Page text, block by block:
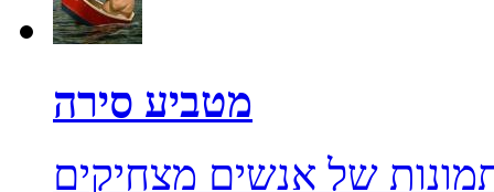
מטביע סירה
של אנשים מצחיקים